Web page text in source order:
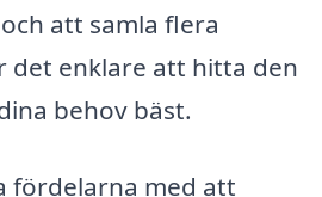
att samla flera
det enklare att hitta den
behov bäst.
fördelarna med att